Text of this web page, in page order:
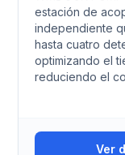
estación de
independiente
hasta cuatro
optimizando el
reduciendo el
Ver